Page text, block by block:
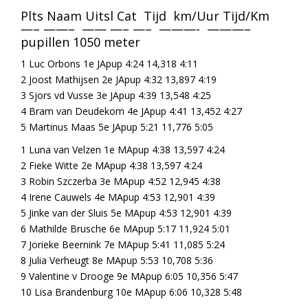
Plts Naam Uitsl Cat Tijd km/Uur Tijd/Km
—– ——– —— —– —– ———- ———–
pupillen 1050 meter
1 Luc Orbons 1e JApup 4:24 14,318 4:11
2 Joost Mathijsen 2e JApup 4:32 13,897 4:19
3 Sjors vd Vusse 3e JApup 4:39 13,548 4:25
4 Bram van Deudekom 4e JApup 4:41 13,452 4:27
5 Martinus Maas 5e JApup 5:21 11,776 5:05
1 Luna van Velzen 1e MApup 4:38 13,597 4:24
2 Fieke Witte 2e MApup 4:38 13,597 4:24
3 Robin Szczerba 3e MApup 4:52 12,945 4:38
4 Irene Cauwels 4e MApup 4:53 12,901 4:39
5 Jinke van der Sluis 5e MApup 4:53 12,901 4:39
6 Mathilde Brusche 6e MApup 5:17 11,924 5:01
7 Jorieke Beernink 7e MApup 5:41 11,085 5:24
8 Julia Verheugt 8e MApup 5:53 10,708 5:36
9 Valentine v Drooge 9e MApup 6:05 10,356 5:47
10 Lisa Brandenburg 10e MApup 6:06 10,328 5:48